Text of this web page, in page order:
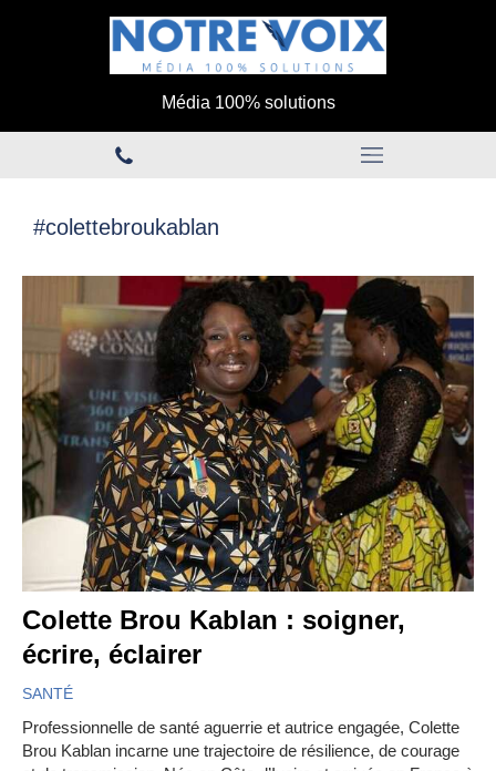
Média 100% solutions
#colettebroukablan
Colette Brou Kablan : soigner,
écrire, éclairer
SANTÉ
Professionnelle de santé aguerrie et autrice engagée, Colette
Brou Kablan incarne une trajectoire de résilience, de courage